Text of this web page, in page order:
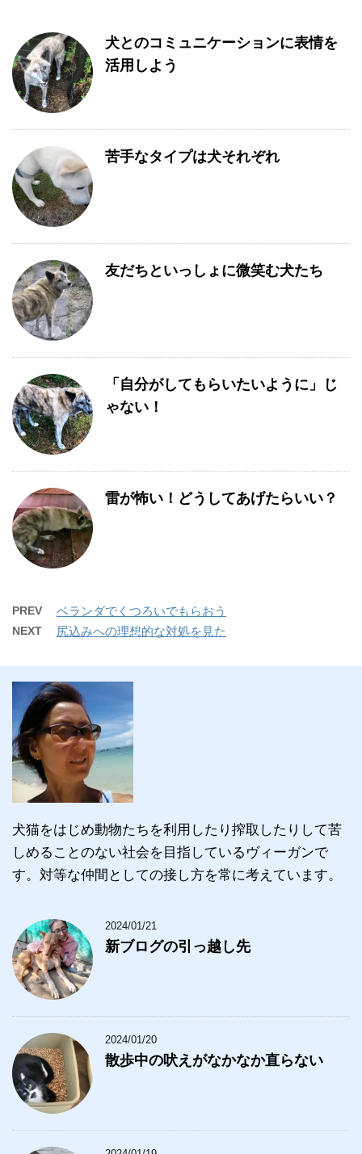
犬とのコミュニケーションに表情を
活用しよう
苦手なタイプは犬それぞれ
友だちといっしょに微笑む犬たち
「自分がしてもらいたいように」じ
ゃない！
雷が怖い！どうしてあげたらいい？
PREV ベランダでくつろいでもらおう
NEXT 尻込みへの理想的な対処を見た
犬猫をはじめ動物たちを利用したり搾取したりして苦
しめることのない社会を目指しているヴィーガンで
す。対等な仲間としての接し方を常に考えています。
2024/01/21
新ブログの引っ越し先
2024/01/20
散歩中の吠えがなかなか直らない